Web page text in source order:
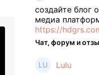
создайте блог
медиа
https://
Lulu